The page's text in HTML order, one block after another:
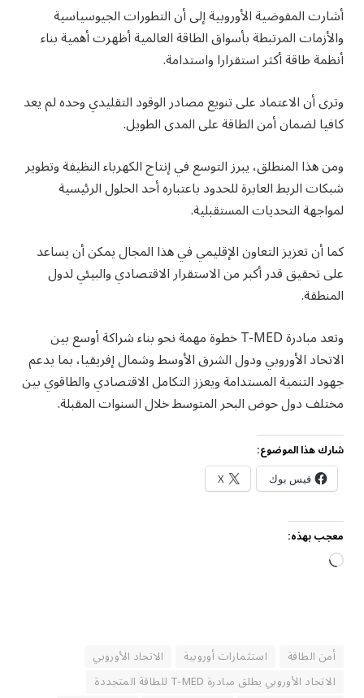
أشارت المفوضية الأوروبية إلى أن التطورات الجيوسياسية
والأزمات المرتبطة بأسواق الطاقة العالمية أظهرت أهمية بناء
أنظمة طاقة أكثر استقرارا واستدامة.
وترى أن الاعتماد على تنويع مصادر الوقود التقليدي وحده لم يعد
كافيا لضمان أمن الطاقة على المدى الطويل.
ومن هذا المنطلق، يبرز التوسع في إنتاج الكهرباء النظيفة وتطوير
شبكات الربط العابرة للحدود باعتباره أحد الحلول الرئيسية
لمواجهة التحديات المستقبلية.
كما أن تعزيز التعاون الإقليمي في هذا المجال يمكن أن يساعد
على تحقيق قدر أكبر من الاستقرار الاقتصادي والبيئي لدول
المنطقة.
وتعد مبادرة T-MED خطوة مهمة نحو بناء شراكة أوسع بين
الاتحاد الأوروبي ودول الشرق الأوسط وشمال إفريقيا، بما يدعم
جهود التنمية المستدامة ويعزز التكامل الاقتصادي والطاقوي بين
مختلف دول حوض البحر المتوسط خلال السنوات المقبلة.
شارك هذا الموضوع:
فيس بوك X
معجب بهذه:
جاري
أمن الطاقة استثمارات أوروبية
الاتحاد الأوروبي
الاتحاد الأوروبي يطلق مبادرة T-MED للطاقة المتجددة